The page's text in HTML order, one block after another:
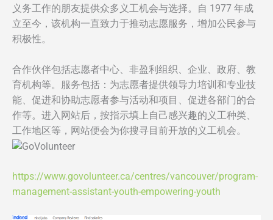
义务工作的朋友提供众多义工机会与选择。自 1977 年成
立至今，该机构一直致力于推动志愿服务，增加公民参与
积极性。
合作伙伴包括志愿者中心、非盈利组织、企业、政府、教
育机构等。服务包括：为志愿者提供领导力培训和专业技
能、促进和协助志愿者参与活动和项目、促进各部门的合
作等。进入网站后，按指示填上自己感兴趣的义工种类、
工作地区等，网站便会为你搜寻目前开放的义工机会。
https://www.govolunteer.ca/centres/vancouver/program-
management-assistant-youth-empowering-youth